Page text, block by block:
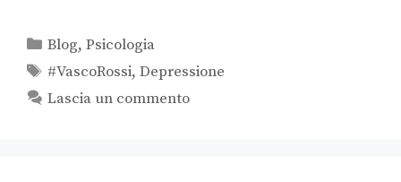
Blog,Psicologia
#VascoRossi,Depressione
Lascia un commento